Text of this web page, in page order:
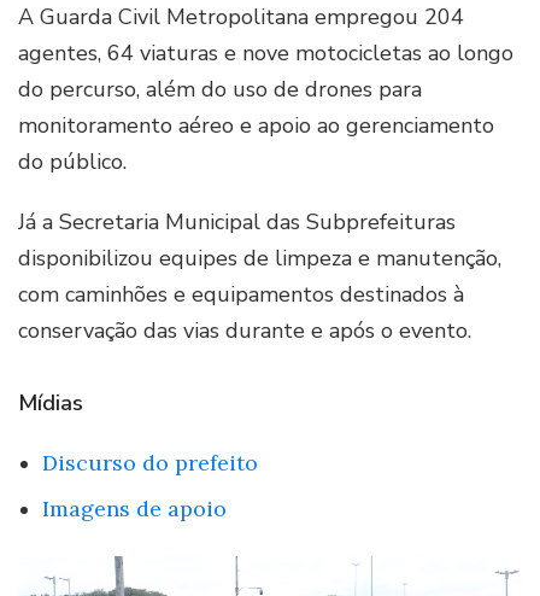
A Guarda Civil Metropolitana empregou 204
agentes, 64 viaturas e nove motocicletas ao longo
do percurso, além do uso de drones para
monitoramento aéreo e apoio ao gerenciamento
do público.
Já a Secretaria Municipal das Subprefeituras
disponibilizou equipes de limpeza e manutenção,
com caminhões e equipamentos destinados à
conservação das vias durante e após o evento.
Mídias
Discurso do prefeito
Imagens de apoio